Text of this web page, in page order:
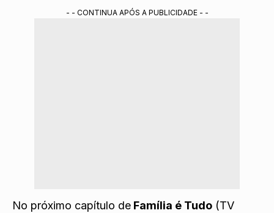
- - CONTINUA APÓS A PUBLICIDADE - -
No próximo capítulo de Família é Tudo (TV